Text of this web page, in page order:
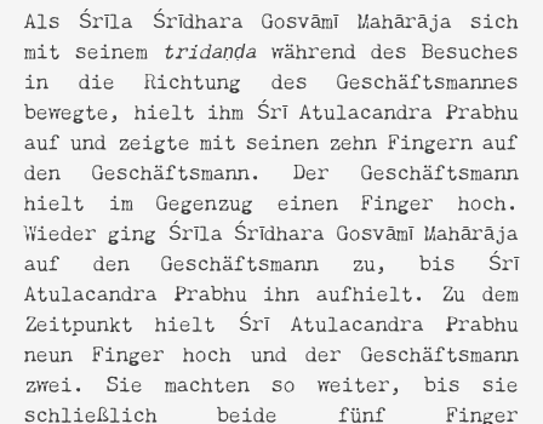
Als Śrīla Śrīdhara Gosvāmī Mahārāja sich
mit seinem tridaṇḍawährend des Besuches
in die Richtung des Geschäftsmannes
bewegte, hielt ihm Śrī Atulacandra Prabhu
auf und zeigte mit seinen zehn Fingern auf
den Geschäftsmann. Der Geschäftsmann
hielt im Gegenzug einen Finger hoch.
Wieder ging Śrīla Śrīdhara Gosvāmī Mahārāja
auf den Geschäftsmann zu, bis Śrī
Atulacandra Prabhu ihn aufhielt. Zu dem
Zeitpunkt hielt Śrī Atulacandra Prabhu
neun Finger hoch und der Geschäftsmann
zwei. Sie machten so weiter, bis sie
schließlich beide fünf Finger